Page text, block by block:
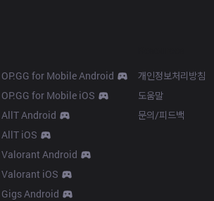
OP.GG for Mobile Android
OP.GG for Mobile iOS
AllT Android
AllT iOS
Valorant Android
Valorant iOS
Gigs Android
개인정보처리방침
도움말
문의/피드백